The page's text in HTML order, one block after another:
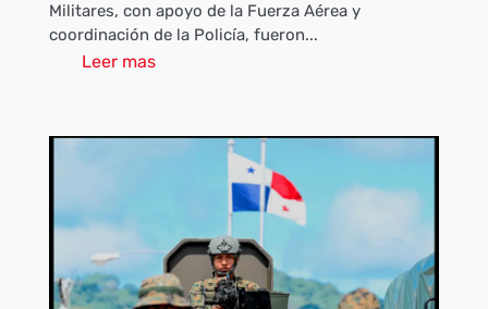
Militares, con apoyo de la Fuerza Aérea y
coordinación de la Policía, fueron...
Leer mas